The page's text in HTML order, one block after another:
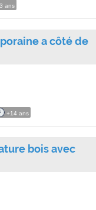
ans
a côté de
+14 ans
bois avec